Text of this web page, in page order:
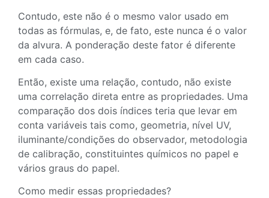
Contudo, este não é o mesmo valor usado em
todas as fórmulas, e, de fato, este nunca é o valor
da alvura. A ponderação deste fator é diferente
em cada caso.
Então, existe uma relação, contudo, não existe
uma correlação direta entre as propriedades. Uma
comparação dos dois índices teria que levar em
conta variáveis tais como, geometria, nível UV,
iluminante/condições do observador, metodologia
de calibração, constituintes químicos no papel e
vários graus do papel.
Como medir essas propriedades?